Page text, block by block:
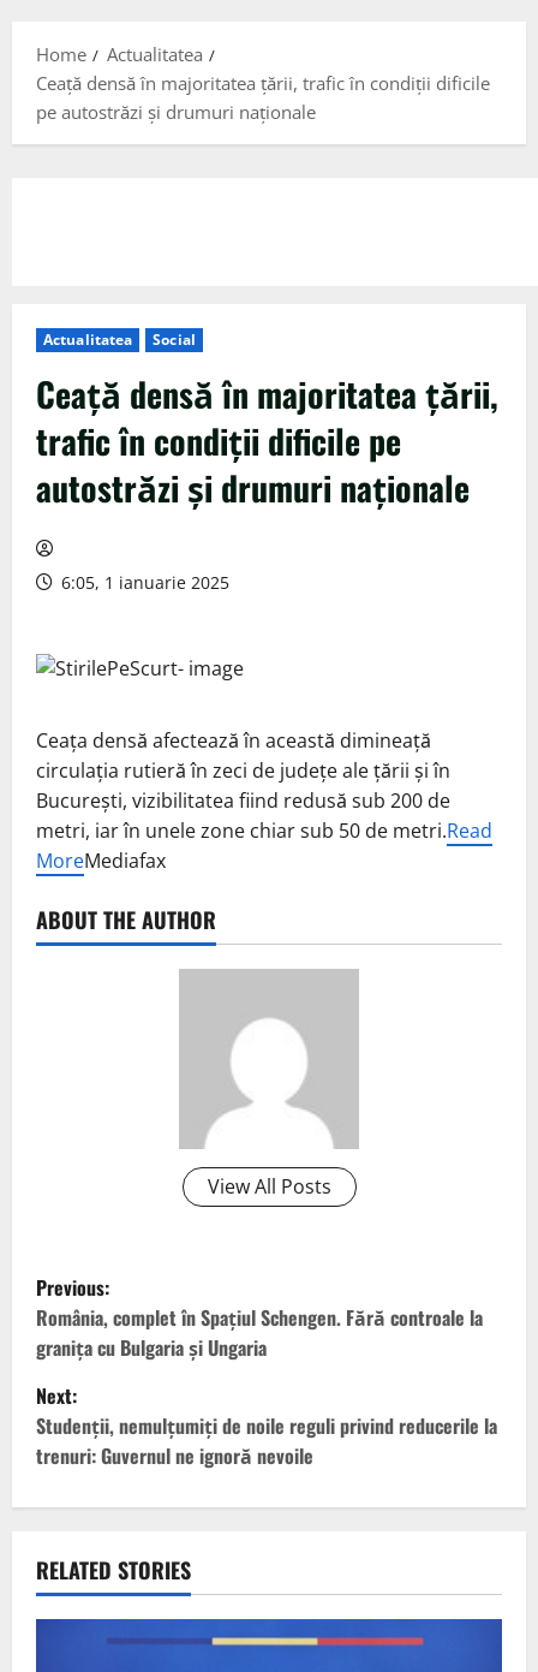
Home
Actualitatea
Ceaţă densă în majoritatea ţării, trafic în condiţii dificile
pe autostrăzi şi drumuri naţionale
Actualitatea Social
Ceaţă densă în majoritatea ţării,
trafic în condiţii dificile pe
autostrăzi şi drumuri naţionale
6:05, 1 ianuarie 2025
Ceaţa densă afectează în această dimineaţă
circulaţia rutieră în zeci de judeţe ale ţării şi în
Bucureşti, vizibilitatea fiind redusă sub 200 de
metri, iar în unele zone chiar sub 50 de metri.Read
MoreMediafax
ABOUT THE AUTHOR
View All Posts
P
o
s
t
n
v
i
Previous:
România, complet în Spaţiul Schengen. Fără controale la
graniţa cu Bulgaria şi Ungaria
Next:
Studenţii, nemulţumiţi de noile reguli privind reducerile la
trenuri: Guvernul ne ignoră nevoile
RELATED STORIES